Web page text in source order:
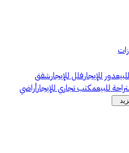
دور للإيجارفلل للإيجارشقق
للبيعمكتب تجاري للإيجارأراضي